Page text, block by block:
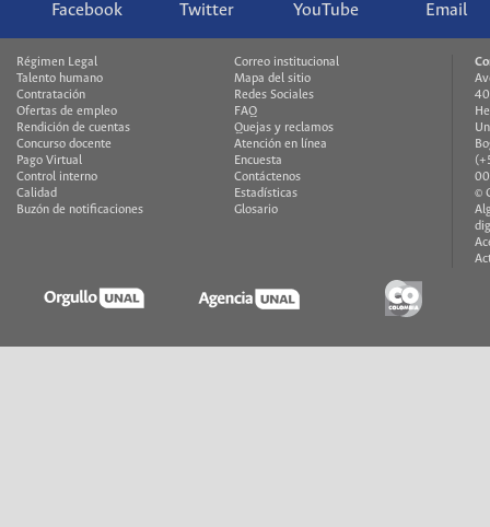
Facebook Twitter YouTube Email
Régimen Legal
Talento humano
Contratación
Ofertas de empleo
Rendición de cuentas
Concurso docente
Pago Virtual
Control interno
Calidad
Buzón de notificaciones
Correo institucional
Mapa del sitio
Redes Sociales
FAQ
Quejas y reclamos
Atención en línea
Encuesta
Contáctenos
Estadísticas
Glosario
©